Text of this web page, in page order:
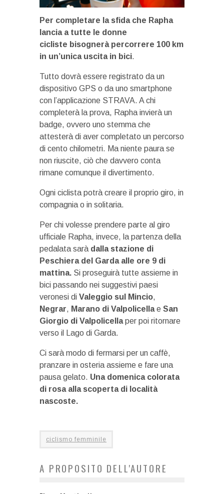
Per completare la sfida che Rapha
lancia a tutte le donne
cicliste bisognerà percorrere 100 km
in un’unica uscita in bici.
Tutto dovrà essere registrato da un
dispositivo GPS o da uno smartphone
con l’applicazione STRAVA. A chi
completerà la prova, Rapha invierà un
badge, ovvero uno stemma che
attesterà di aver completato un percorso
di cento chilometri. Ma niente paura se
non riuscite, ciò che davvero conta
rimane comunque il divertimento.
Ogni ciclista potrà creare il proprio giro, in
compagnia o in solitaria.
Per chi volesse prendere parte al giro
ufficiale Rapha, invece, la partenza della
pedalata sarà dalla stazione di
Peschiera del Garda alle ore 9 di
mattina. Si proseguirà tutte assieme in
bici passando nei suggestivi paesi
veronesi di Valeggio sul Mincio,
Negrar, Marano di Valpolicellae San
Giorgio di Valpolicellaper poi ritornare
verso il Lago di Garda.
Ci sarà modo di fermarsi per un caffè,
pranzare in osteria assieme e fare una
pausa gelato. Una domenica colorata
di rosa alla scoperta di località
nascoste.
ciclismo femminile
A PROPOSITO DELL'AUTORE